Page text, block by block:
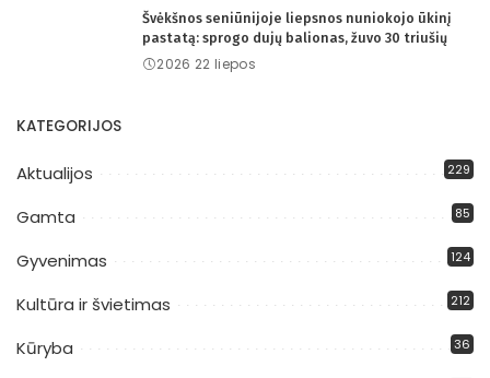
Švėkšnos seniūnijoje liepsnos nuniokojo ūkinį
pastatą: sprogo dujų balionas, žuvo 30 triušių
2026 22 liepos
KATEGORIJOS
Aktualijos 229
Gamta 85
Gyvenimas 124
Kultūra ir švietimas 212
Kūryba 36